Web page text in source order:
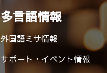
多言語情報
外国語ミサ情報
サポート・イベント情報